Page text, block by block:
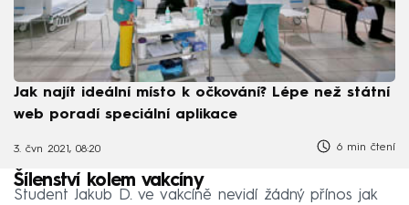
Jak najít ideální místo k očkování? Lépe než státní
web poradí speciální aplikace
3. čvn 2021, 08:20 6 min čtení
Šílenství kolem vakcíny
Student Jakub D. ve vakcíně nevidí žádný přínos jak